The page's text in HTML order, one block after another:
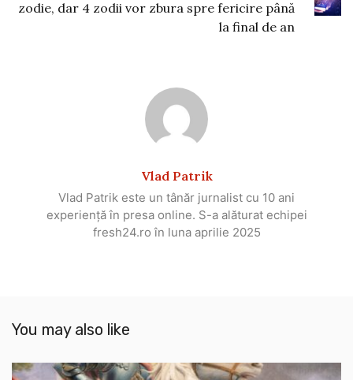
zodie, dar 4 zodii vor zbura spre fericire până
la final de an
Vlad Patrik
Vlad Patrik este un tânăr jurnalist cu 10 ani
experiență în presa online. S-a alăturat echipei
fresh24.ro în luna aprilie 2025
You may also like